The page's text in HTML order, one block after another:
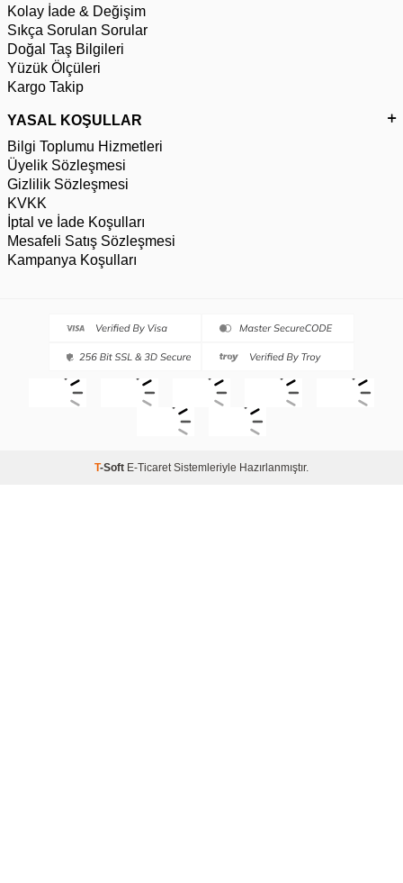
Kolay İade & Değişim
Sıkça Sorulan Sorular
Doğal Taş Bilgileri
Yüzük Ölçüleri
Kargo Takip
YASAL KOŞULLAR
Bilgi Toplumu Hizmetleri
Üyelik Sözleşmesi
Gizlilik Sözleşmesi
KVKK
İptal ve İade Koşulları
Mesafeli Satış Sözleşmesi
Kampanya Koşulları
T-Soft E-Ticaret Sistemleriyle Hazırlanmıştır.